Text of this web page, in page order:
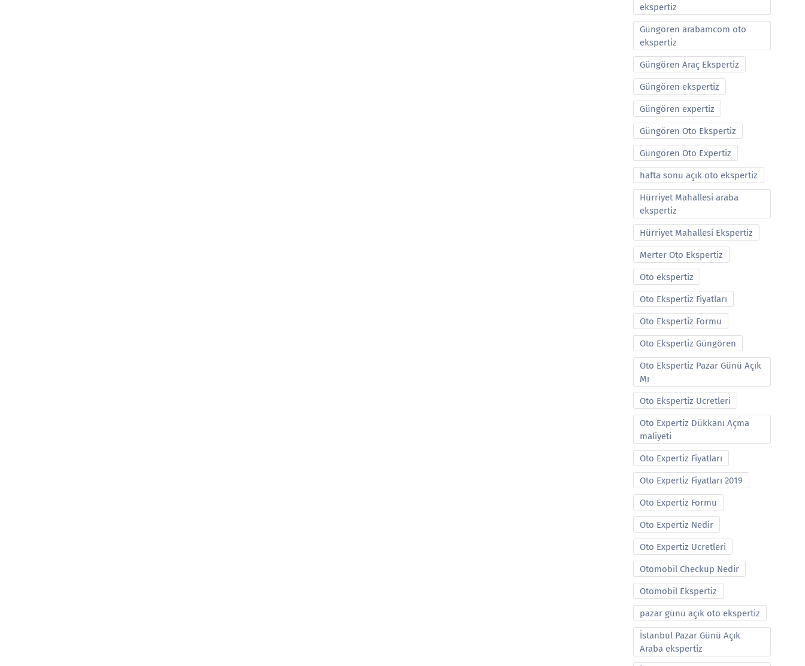
ekspertiz
Güngören arabamcom oto
ekspertiz
Güngören Araç Ekspertiz
Güngören ekspertiz
Güngören expertiz
Güngören Oto Ekspertiz
Güngören Oto Expertiz
hafta sonu açık oto ekspertiz
Hürriyet Mahallesi araba
ekspertiz
Hürriyet Mahallesi Ekspertiz
Merter Oto Ekspertiz
Oto ekspertiz
Oto Ekspertiz Fiyatları
Oto Ekspertiz Formu
Oto Ekspertiz Güngören
Oto Ekspertiz Pazar Günü Açık
Mı
Oto Ekspertiz Ucretleri
Oto Expertiz Dükkanı Açma
maliyeti
Oto Expertiz Fiyatları
Oto Expertiz Fiyatları 2019
Oto Expertiz Formu
Oto Expertiz Nedir
Oto Expertiz Ucretleri
Otomobil Checkup Nedir
Otomobil Ekspertiz
pazar günü açık oto ekspertiz
İstanbul Pazar Günü Açık
Araba ekspertiz